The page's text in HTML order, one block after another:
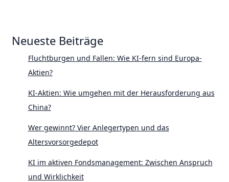
Neueste Beiträge
Fluchtburgen und Fallen: Wie KI-fern sind Europa-
Aktien?
KI-Aktien: Wie umgehen mit der Herausforderung aus
China?
Wer gewinnt? Vier Anlegertypen und das
Altersvorsorgedepot
KI im aktiven Fondsmanagement: Zwischen Anspruch
und Wirklichkeit